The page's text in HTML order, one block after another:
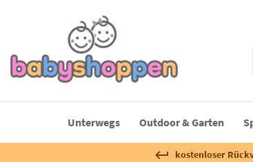
Unterwegs Outdoor & Garten
kostenloser